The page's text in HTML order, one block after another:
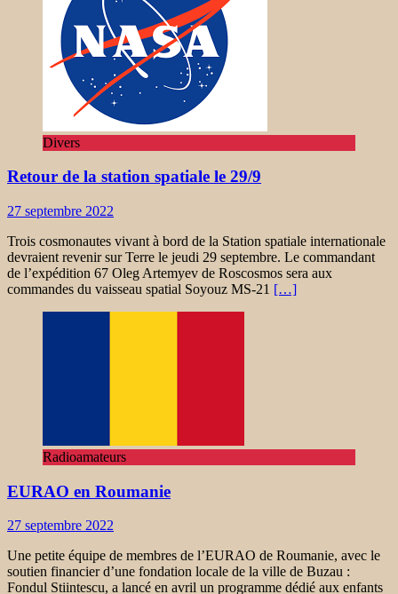
Divers
Retour de la station spatiale le 29/9
27 septembre 2022
Trois cosmonautes vivant à bord de la Station spatiale internationale
devraient revenir sur Terre le jeudi 29 septembre. Le commandant
de l’expédition 67 Oleg Artemyev de Roscosmos sera aux
commandes du vaisseau spatial Soyouz MS-21 […]
Radioamateurs
EURAO en Roumanie
27 septembre 2022
Une petite équipe de membres de l’EURAO de Roumanie, avec le
soutien financier d’une fondation locale de la ville de Buzau :
Fondul Stiintescu, a lancé en avril un programme dédié aux enfants